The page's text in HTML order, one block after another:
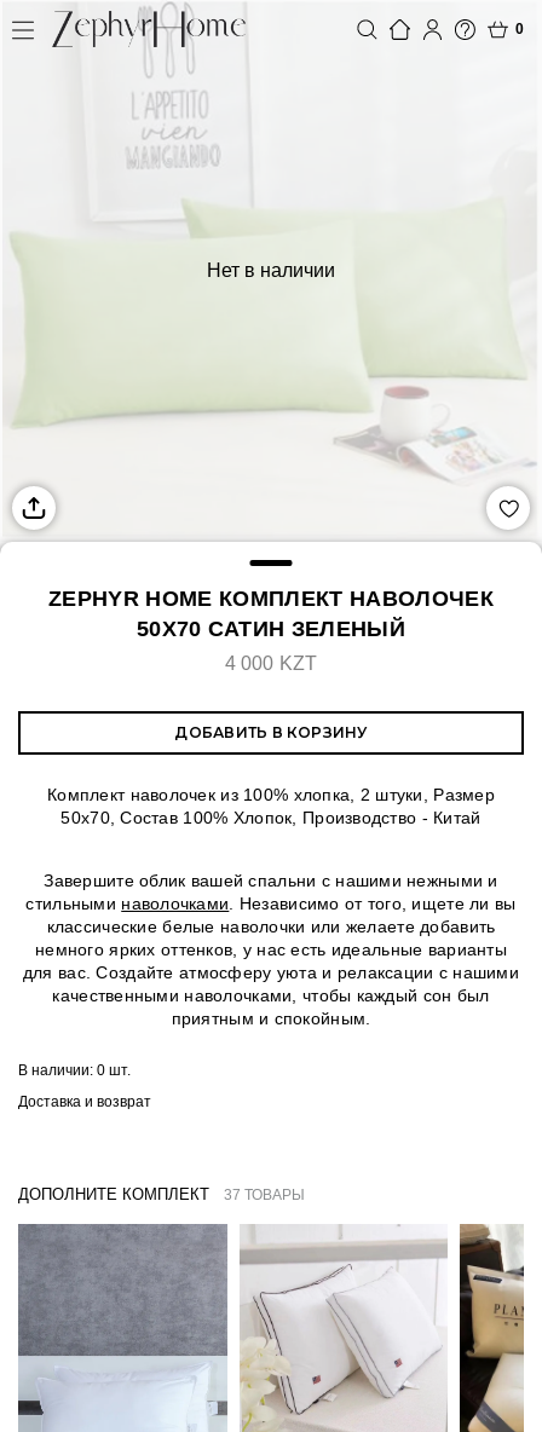
0
Нет в наличии
ZEPHYR HOME КОМПЛЕКТ НАВОЛОЧЕК
50Х70 САТИН ЗЕЛЕНЫЙ
4 000 KZT
ДОБАВИТЬ В КОРЗИНУ
Комплект наволочек из 100% хлопка, 2 штуки, Размер
50х70, Состав 100% Хлопок, Производство - Китай
Завершите облик вашей спальни с нашими нежными и
стильными наволочками . Независимо от того, ищете ли вы
классические белые наволочки или желаете добавить
немного ярких оттенков, у нас есть идеальные варианты
для вас. Создайте атмосферу уюта и релаксации с нашими
качественными наволочками, чтобы каждый сон был
приятным и спокойным.
В наличии: 0 шт.
Доставка и возврат
ДОПОЛНИТЕ КОМПЛЕКТ 37 ТОВАРЫ